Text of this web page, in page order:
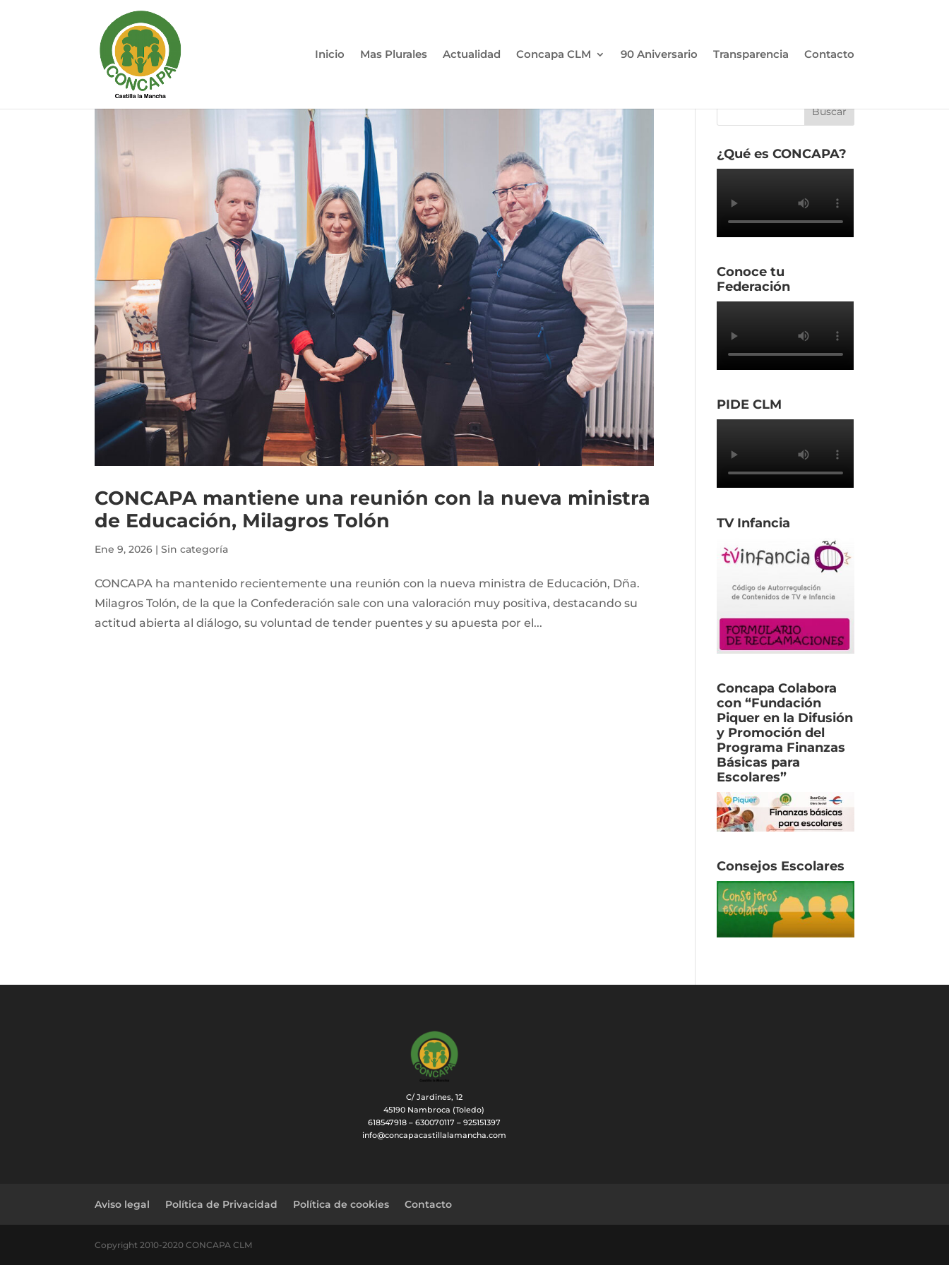
Inicio Mas Plurales Actualidad Concapa CLM 90 Aniversario Transparencia Contacto
CONCAPA mantiene una reunión con la nueva ministra
de Educación, Milagros Tolón
Ene 9, 2026 |Sin categoría
CONCAPA ha mantenido recientemente una reunión con la nueva ministra de Educación, Dña.
Milagros Tolón, de la que la Confederación sale con una valoración muy positiva, destacando su
actitud abierta al diálogo, su voluntad de tender puentes y su apuesta por el...
¿Qué es CONCAPA?
Conoce tu
Federación
PIDE CLM
TV Infancia
Concapa Colabora
con “Fundación
Piquer en la Difusión
y Promoción del
Programa Finanzas
Básicas para
Escolares”
Consejos Escolares
C/ Jardines, 12
45190 Nambroca (Toledo)
618547918 – 630070117 – 925151397
info@concapacastillalamancha.com
Aviso legal Política de Privacidad Política de cookies Contacto
Copyright 2010-2020 CONCAPA CLM